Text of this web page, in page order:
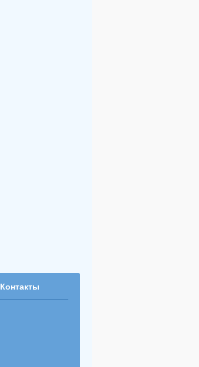
Контакты